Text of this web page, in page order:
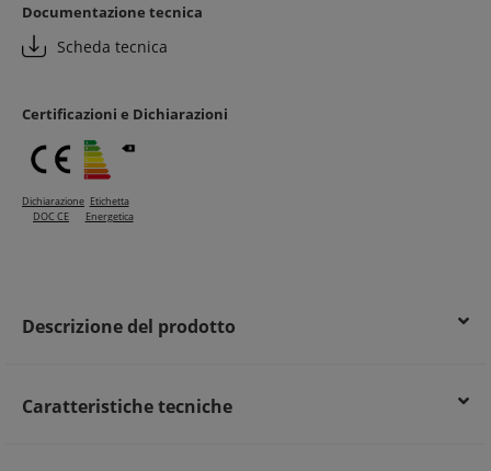
Vantaggi per il cliente finale:
Identificazione chiara delle linee con codifica colore
Risparmio energetico derivante da una corretta installazione
e protezione
Documentazione tecnica
Scheda tecnica
Certificazioni e Dichiarazioni
Dichiarazione
DOC CE
Etichetta
Energetica
Descrizione del prodotto
Caratteristiche tecniche